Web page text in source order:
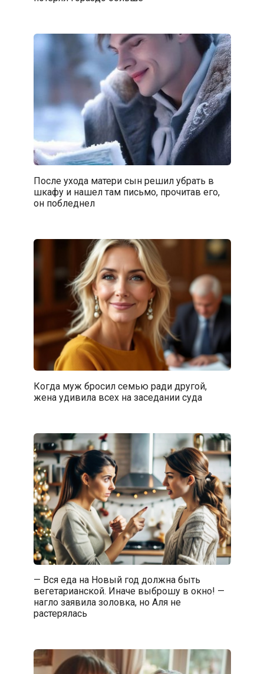
После ухода матери сын решил убрать в
шкафу и нашел там письмо, прочитав его,
он побледнел
Когда муж бросил семью ради другой,
жена удивила всех на заседании суда
— Вся еда на Новый год должна быть
вегетарианской. Иначе выброшу в окно! —
нагло заявила золовка, но Аля не
растерялась